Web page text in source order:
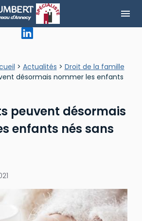
menu
> Actualités > Droit de la famille
désormais nommer les enfants
peuvent désormais
enfants nés sans
cookies